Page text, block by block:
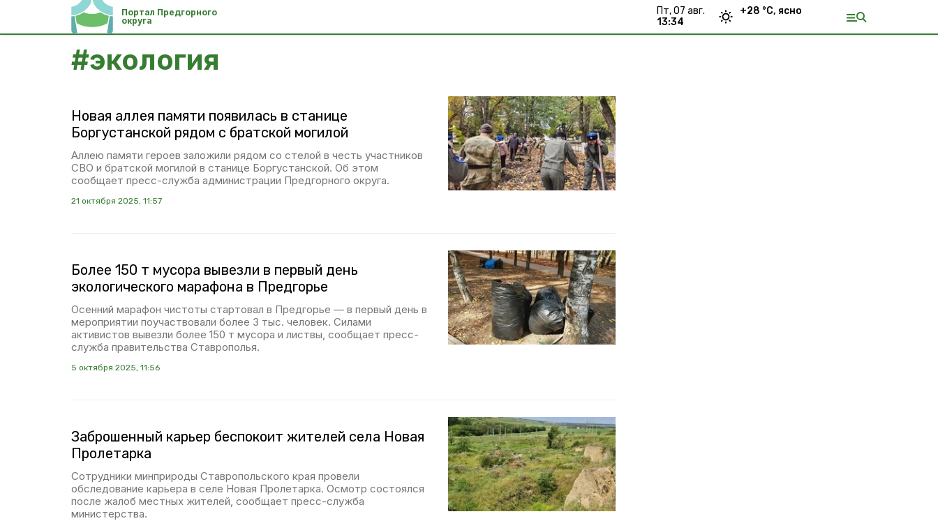
Портал Предгорного
округа
пт, 07 авг.
13:34
+28 °С, ясно
#экология
Новая аллея памяти появилась в станице
Боргустанской рядом с братской могилой
Аллею памяти героев заложили рядом со стелой в честь участников
СВО и братской могилой в станице Боргустанской. Об этом
сообщает пресс-служба администрации Предгорного округа.
21 октября 2025, 11:57
Более 150 т мусора вывезли в первый день
экологического марафона в Предгорье
Осенний марафон чистоты стартовал в Предгорье — в первый день в
мероприятии поучаствовали более 3 тыс. человек. Силами
активистов вывезли более 150 т мусора и листвы, сообщает пресс-
служба правительства Ставрополья.
5 октября 2025, 11:56
Заброшенный карьер беспокоит жителей села Новая
Пролетарка
Сотрудники минприроды Ставропольского края провели
обследование карьера в селе Новая Пролетарка. Осмотр состоялся
после жалоб местных жителей, сообщает пресс-служба
министерства.